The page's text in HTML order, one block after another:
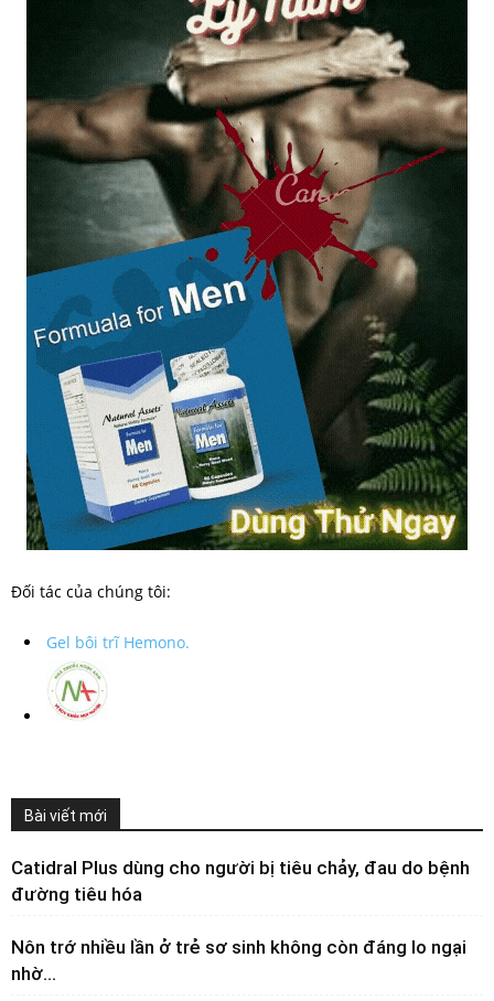
Đối tác của chúng tôi:
Gel bôi trĩ Hemono.
Bài viết mới
Catidral Plus dùng cho người bị tiêu chảy, đau do bệnh
đường tiêu hóa
Nôn trớ nhiều lần ở trẻ sơ sinh không còn đáng lo ngại
nhờ...